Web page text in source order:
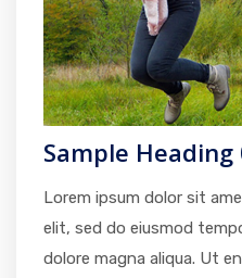
Sample Heading
Lorem ipsum dolor sit
elit, sed do eiusmod
dolore magna aliqua. Ut